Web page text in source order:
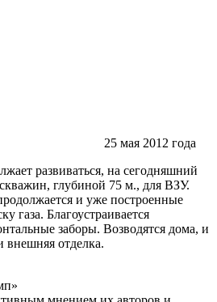
25 мая 2012 года
развиваться, на сегодняшний
глубиной 75 м., для ВЗУ.
и уже построенные
газа. Благоустраивается
заборы. Возводятся дома, и
внешняя отделка.